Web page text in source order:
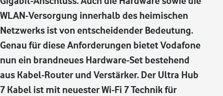
WLAN-Versorgung innerhalb des heimischen
Netzwerks ist von entscheidender Bedeutung.
Genau für diese Anforderungen bietet Vodafone
nun ein brandneues Hardware-Set bestehend
aus Kabel-Router und Verstärker. Der Ultra Hub
7 Kabel ist mit neuester Wi-Fi 7 Technik für